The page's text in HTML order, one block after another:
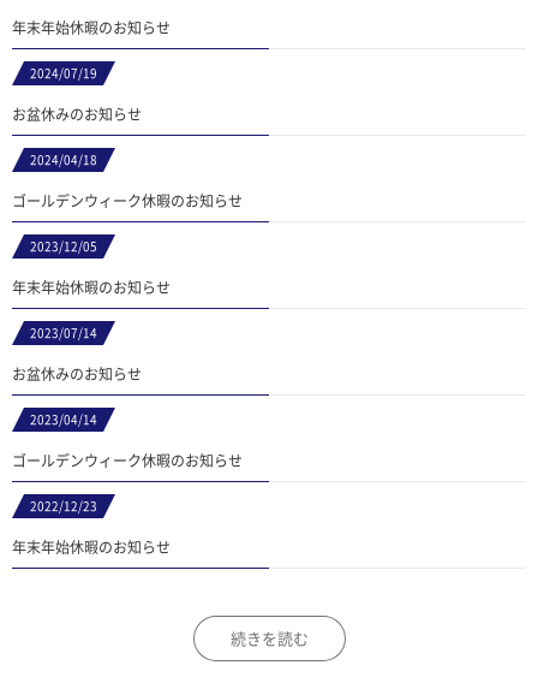
年末年始休暇のお知らせ
2024/07/19
お盆休みのお知らせ
2024/04/18
ゴールデンウィーク休暇のお知らせ
2023/12/05
年末年始休暇のお知らせ
2023/07/14
お盆休みのお知らせ
2023/04/14
ゴールデンウィーク休暇のお知らせ
2022/12/23
年末年始休暇のお知らせ
続きを読む